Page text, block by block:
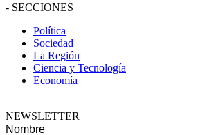
- SECCIONES
Política
Sociedad
La Región
Ciencia y Tecnología
Economía
NEWSLETTER
Nombre